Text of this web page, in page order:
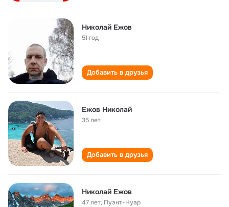
Николай Ежов
51 год
Добавить в друзья
Ежов Николай
35 лет
Добавить в друзья
Николай Ежов
47 лет, Пуэнт-Нуар